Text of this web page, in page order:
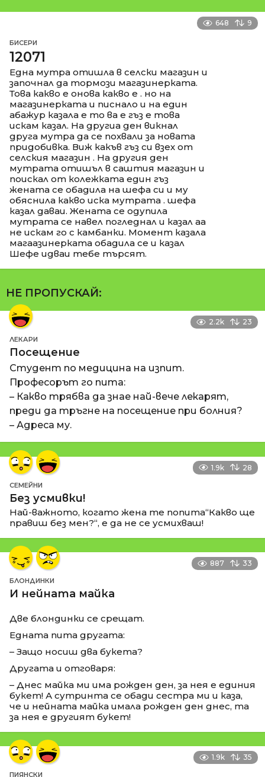
648 9
БИСЕРИ
12071
Една мутра отишла в селски магазин и
започнал да тормози магазинерката.
Това какво е онова какво е . но на
магазинерката и писнало и на един
абажур казала е то ва е гъз е това
искам казал. На другиа ден викнал
друга мутра да се похвали за новата
придобивка. Виж какъв гъз си взех от
селския магазин . На другия ден
мутрата отишъл в саштия магазин и
поискал от колежката един гъз
жената се обадила на шефа си и му
обяснила какво иска мутрата . шефа
казал даваи. Жената се одупила
мутрата се навел погледнал и казал аа
не искам го с камбанки. Момент казала
магаазинерката обадила се и казал
Шефе идваи тебе търсят.
НЕ ПРОПУСКАЙ:
2.2k 23
ЛЕКАРИ
Посещение
Студент по медицина на изпит.
Професорът го пита:
– Какво трябва да знае най-вече лекарят,
преди да тръгне на посещение при болния?
– Адреса му.
1.9k 28
СЕМЕЙНИ
Без усмивки!
Най-важното, когато жена те попита“Какво ще
правиш без мен?“, е да не се усмихваш!
887 33
БЛОНДИНКИ
И нейната майка
Две блондинки се срещат.
Едната пита другата:
– Защо носиш два букета?
Другата и отговаря:
– Днес майка ми има рожден ден, за нея е единия
букет! А сутринта се обади сестра ми и каза,
че и нейната майка имала рожден ден днес, та
за нея е другият букет!
1.9k 35
ПИЯНСКИ